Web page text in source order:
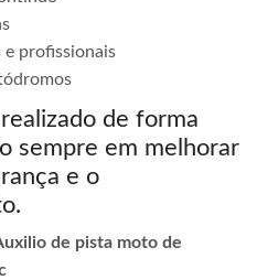
profissionais
de forma
sempre em melhorar
e o
de pista moto de